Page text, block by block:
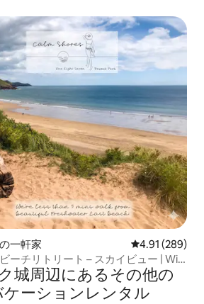
スです。
一軒家 レビュー289
4.91 (289)
ーチリトリート – スカイビュー | Wi-
城⁠周⁠辺⁠に⁠あ⁠るそ⁠の⁠他⁠の
ー⁠シ⁠ョ⁠ン⁠レ⁠ン⁠タ⁠ル